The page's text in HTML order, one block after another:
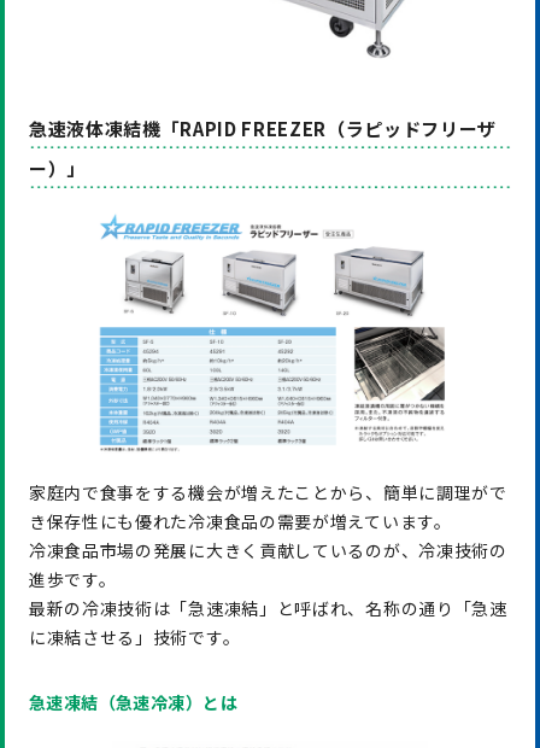
急速液体凍結機「RAPID FREEZER（ラピッドフリーザ
ー）」
家庭内で食事をする機会が増えたことから、簡単に調理がで
き保存性にも優れた冷凍食品の需要が増えています。
冷凍食品市場の発展に大きく貢献しているのが、冷凍技術の
進歩です。
最新の冷凍技術は「急速凍結」と呼ばれ、名称の通り「急速
に凍結させる」技術です。
急速凍結（急速冷凍）とは